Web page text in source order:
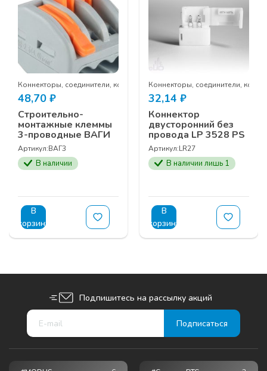
Коннекторы, соединители, колодки
48,70 ₽
Cтроительно-
монтажные клеммы
3-проводные ВАГИ
Артикул:ВАГ3
В наличии
В
корзину
Коннекторы, соединители,
32,14 ₽
Коннектор
двусторонний без
провода LP 3528 PS
Артикул:LR27
В наличии лишь 1
В
корзину
Подпишитесь на рассылку акций